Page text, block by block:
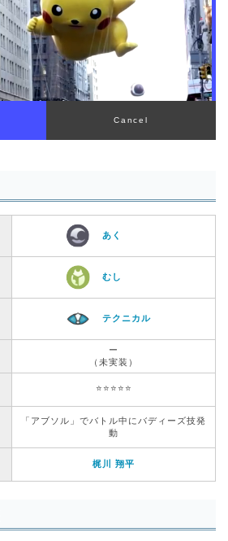
あく
むし
テクニカル
ー
（未実装）
⭐️⭐️⭐️⭐️⭐️
「アブソル」でバトル中にバディーズ技発
動
梶川 翔平